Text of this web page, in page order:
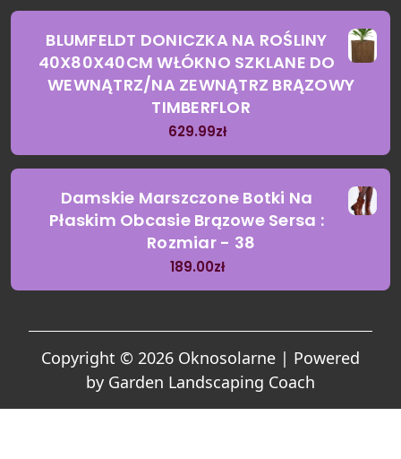
BLUMFELDT DONICZKA NA ROŚLINY
40X80X40CM WŁÓKNO SZKLANE DO
WEWNĄTRZ/NA ZEWNĄTRZ BRĄZOWY
TIMBERFLOR
629.99zł
Damskie Marszczone Botki Na
Płaskim Obcasie Brązowe Sersa :
Rozmiar - 38
189.00zł
Copyright © 2026 Oknosolarne | Powered
by Garden Landscaping Coach